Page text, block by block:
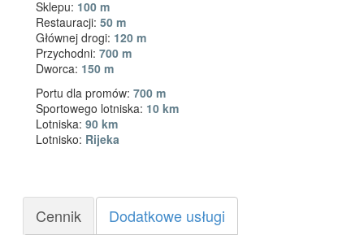
Sklepu: 100 m
Restauracji: 50 m
Głównej drogi: 120 m
Przychodni: 700 m
Dworca: 150 m
Portu dla promów: 700 m
Sportowego lotniska: 10 km
Lotniska: 90 km
Lotnisko: Rijeka
Cennik
Dodatkowe usługi